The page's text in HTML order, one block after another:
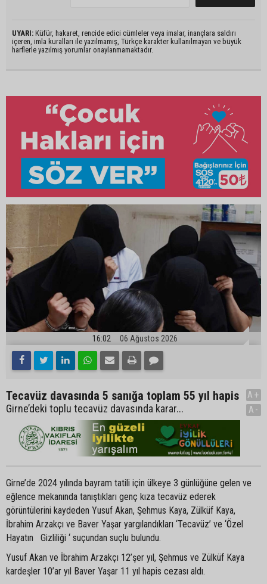
UYARI: Küfür, hakaret, rencide edici cümleler veya imalar, inançlara saldırı
içeren, imla kuralları ile yazılmamış, Türkçe karakter kullanılmayan ve büyük
harflerle yazılmış yorumlar onaylanmamaktadır.
16:02 06 Ağustos 2026
Tecavüz davasında 5 sanığa toplam 55 yıl hapis
Girne’deki toplu tecavüz davasında karar...
A+
A-
Girne’de 2024 yılında bayram tatili için ülkeye 3 günlüğüne gelen ve
eğlence mekanında tanıştıkları genç kıza tecavüz ederek
görüntülerini kaydeden Yusuf Akan, Şehmus Kaya, Zülküf Kaya,
İbrahim Arzakçı ve Baver Yaşar yargılandıkları ‘Tecavüz’ ve ‘Özel
Hayatın Gizliliği ‘ suçundan suçlu bulundu.
Yusuf Akan ve İbrahim Arzakçı 12’şer yıl, Şehmus ve Zülküf Kaya
kardeşler 10’ar yıl Baver Yaşar 11 yıl hapis cezası aldı.